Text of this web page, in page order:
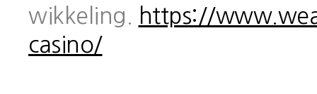
wikkeling.
https://
casino/